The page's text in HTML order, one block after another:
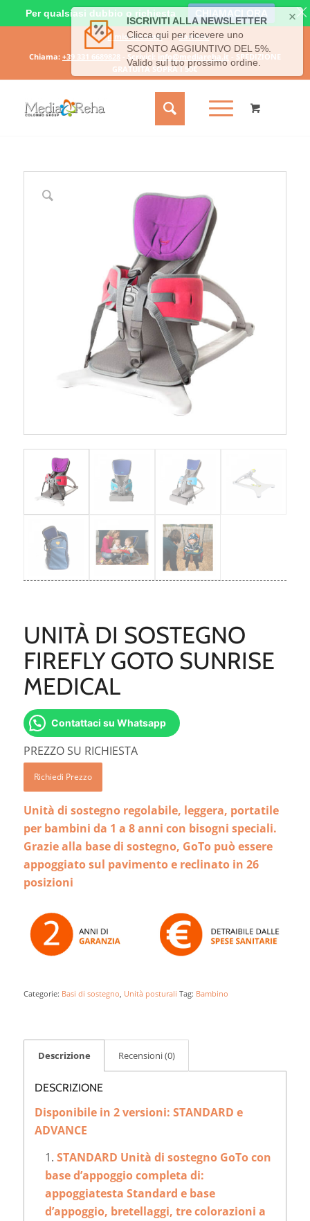
Il mio account
Carrello
Chiama: +39 331 6689828 - Scrivici: info@mediareha.it - SPEDIZIONE
GRATUITA SOPRA I 50€
UNITÀ DI SOSTEGNO
FIREFLY GOTO SUNRISE
MEDICAL
Contattaci su Whatsapp
PREZZO SU RICHIESTA
Richiedi Prezzo
Unità di sostegno regolabile, leggera, portatile
per bambini da 1 a 8 anni con bisogni speciali.
Grazie alla base di sostegno, GoTo può essere
appoggiato sul pavimento e reclinato in 26
posizioni
Categorie: Basi di sostegno, Unità posturali Tag: Bambino
Descrizione Recensioni (0)
DESCRIZIONE
Disponibile in 2 versioni: STANDARD e
ADVANCE
STANDARD Unità di sostegno GoTo con
base d’appoggio completa di:
appoggiatesta Standard e base
d’appoggio, bretellaggi, tre colorazioni a
Per qualsiasi dubbio o richiesta